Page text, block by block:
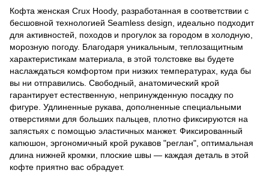
Кофта женская Crux Hoody, разработанная в соответствии с
бесшовной технологией Seamless design, идеально подходит
для активностей, походов и прогулок за городом в холодную,
морозную погоду. Благодаря уникальным, теплозащитным
характеристикам материала, в этой толстовке вы будете
наслаждаться комфортом при низких температурах, куда бы
вы ни отправились. Свободный, анатомический крой
гарантирует естественную, непринужденную посадку по
фигуре. Удлиненные рукава, дополненные специальными
отверстиями для больших пальцев, плотно фиксируются на
запястьях с помощью эластичных манжет. Фиксированный
капюшон, эргономичный крой рукавов "реглан", оптимальная
длина нижней кромки, плоские швы — каждая деталь в этой
кофте приятно вас обрадует.